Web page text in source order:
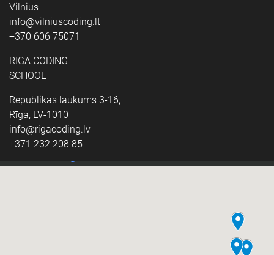
Vilnius
info@vilniuscoding.lt
+370 606 75071
RIGA CODING
SCHOOL
Republikas laukums 3-16,
Rīga, LV-1010
info@rigacoding.lv
+371 232 208 85